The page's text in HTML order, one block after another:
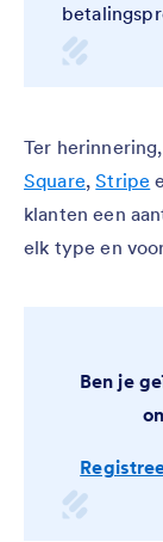
Ter
Square,Stripe
klanten een
elk type en
Ben je